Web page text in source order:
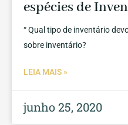
espécies de
“ Qual tipo de inventário
sobre inventário?
LEIA MAIS »
junho 25, 2020